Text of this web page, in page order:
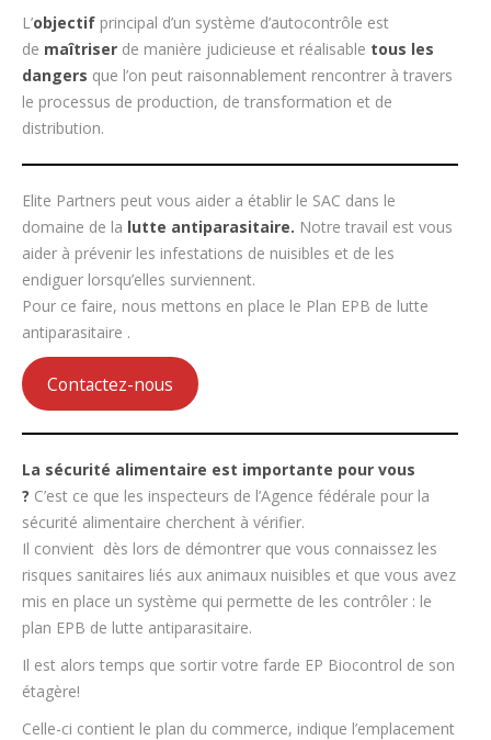
L’objectif principal d’un système d’autocontrôle est
de maîtriser de manière judicieuse et réalisable tous les
dangers que l’on peut raisonnablement rencontrer à travers
le processus de production, de transformation et de
distribution.
Elite Partners peut vous aider a établir le SAC dans le
domaine de la lutte antiparasitaire. Notre travail est vous
aider à prévenir les infestations de nuisibles et de les
endiguer lorsqu’elles surviennent.
Pour ce faire, nous mettons en place le Plan EPB de lutte
antiparasitaire .
Contactez-nous
La sécurité alimentaire est importante pour vous
? C’est ce que les inspecteurs de l’Agence fédérale pour la
sécurité alimentaire cherchent à vérifier.
Il convient dès lors de démontrer que vous connaissez les
risques sanitaires liés aux animaux nuisibles et que vous avez
mis en place un système qui permette de les contrôler : le
plan EPB de lutte antiparasitaire.
Il est alors temps que sortir votre farde EP Biocontrol de son
étagère!
Celle-ci contient le plan du commerce, indique l’emplacement